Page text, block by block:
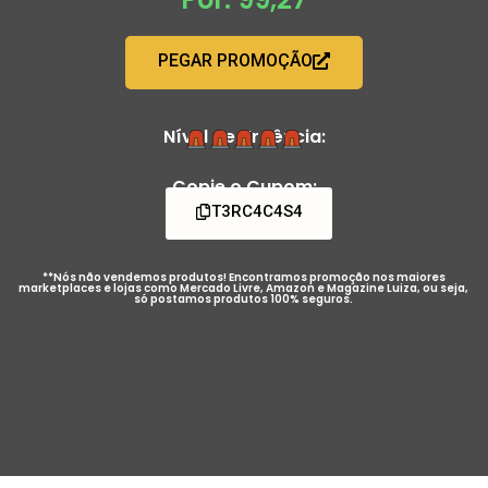
PEGAR PROMOÇÃO
Nível de Urgência:
Copie o Cupom:
T3RC4C4S4
**Nós não vendemos produtos! Encontramos promoção nos maiores
marketplaces e lojas como Mercado Livre, Amazon e Magazine Luiza, ou seja,
só postamos produtos 100% seguros.